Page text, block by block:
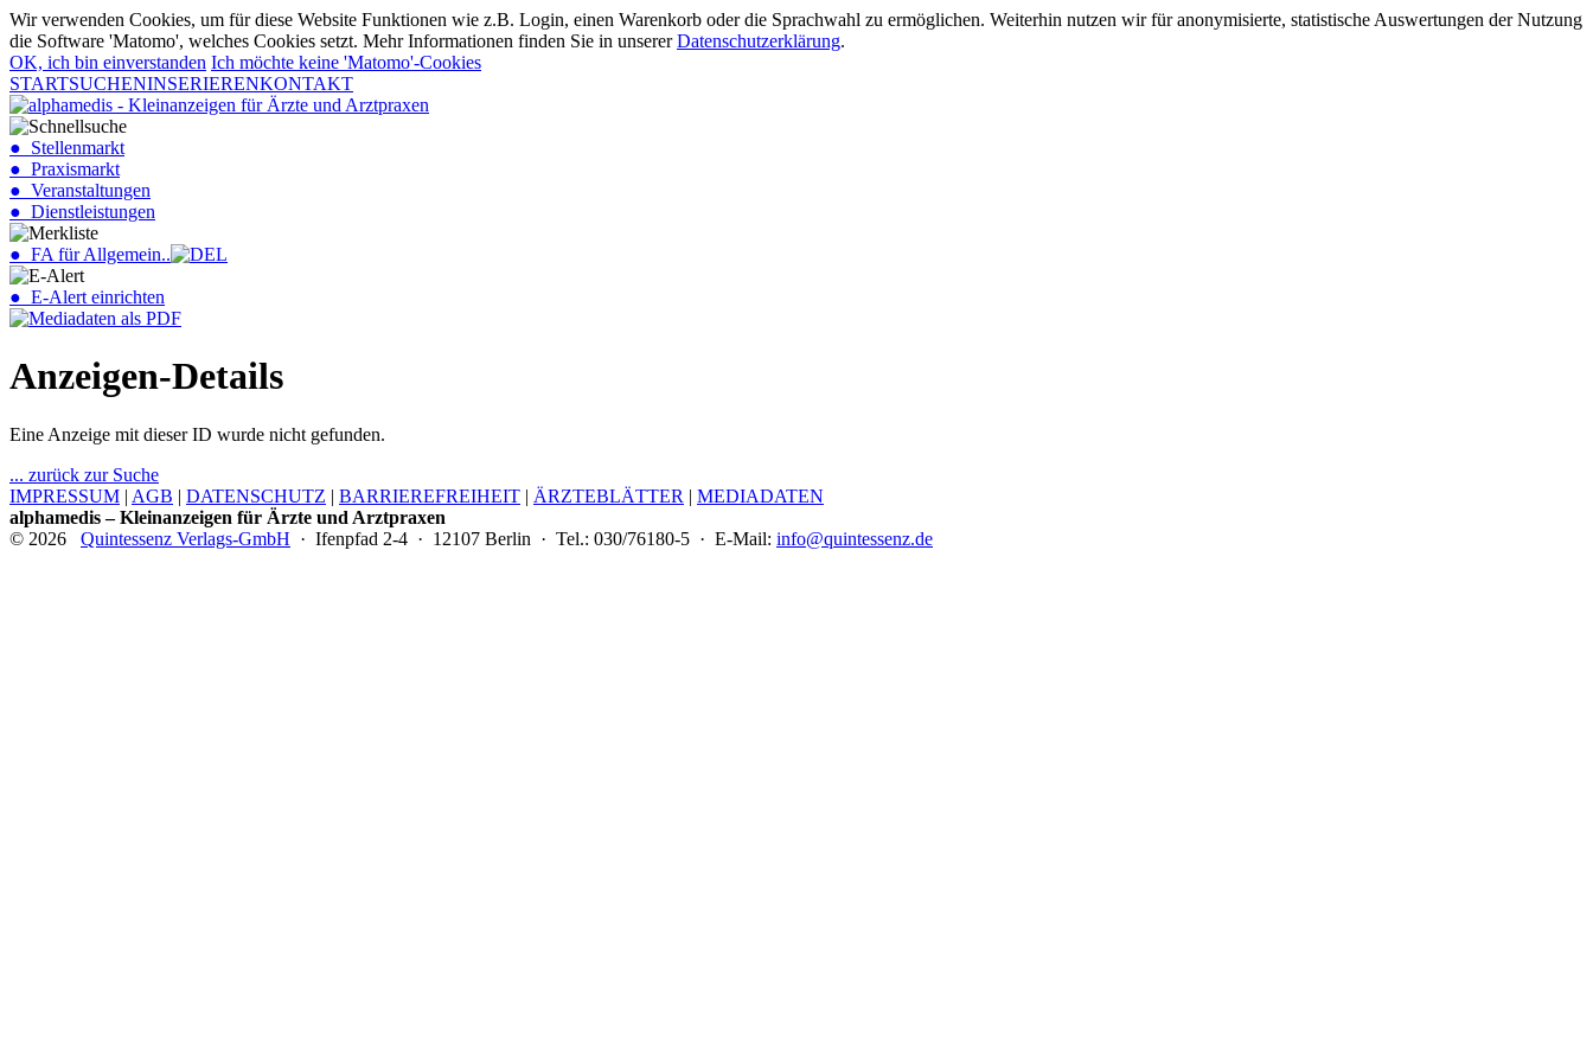
Wir verwenden Cookies, um für diese Website Funktionen wie z.B. Login, einen Warenkorb oder die Sprachwahl zu ermöglichen. Weiterhin nutzen wir für anonymisierte, statistische Auswertungen der Nutzung
die Software 'Matomo', welches Cookies setzt. Mehr Informationen finden Sie in unsererDatenschutzerklärung.
OK, ich bin einverstanden Ich möchte keine 'Matomo'-Cookies
STARTSUCHENINSERIERENKONTAKT
● Stellenmarkt
● Praxismarkt
● Veranstaltungen
● Dienstleistungen
● FA für Allgemein..
● E-Alert einrichten
Anzeigen-Details
Eine Anzeige mit dieser ID wurde nicht gefunden.
... zurück zur Suche
IMPRESSUM | AGB | DATENSCHUTZ | BARRIEREFREIHEIT | ÄRZTEBLÄTTER | MEDIADATEN
alphamedis – Kleinanzeigen für Ärzte und Arztpraxen
© 2026 Quintessenz Verlags-GmbH · Ifenpfad 2-4 · 12107 Berlin · Tel.: 030/76180-5 · E-Mail: info@quintessenz.de